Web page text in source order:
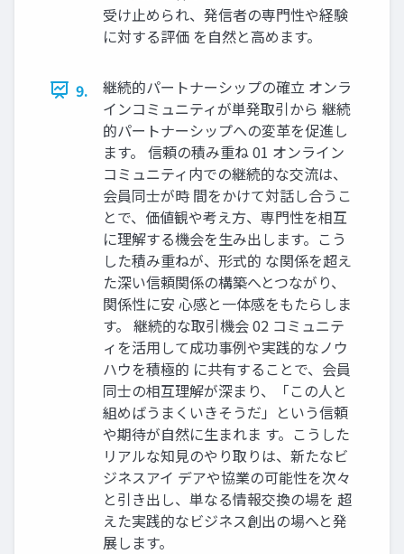
受け止められ、発信者の専門性や経験
に対する評価 を自然と高めます。
9.
継続的パートナーシップの確立 オンラ
インコミュニティが単発取引から 継続
的パートナーシップへの変革を促進し
ます。 信頼の積み重ね 01 オンライン
コミュニティ内での継続的な交流は、
会員同士が時 間をかけて対話し合うこ
とで、価値観や考え方、専門性を相互
に理解する機会を生み出します。こう
した積み重ねが、形式的 な関係を超え
た深い信頼関係の構築へとつながり、
関係性に安 心感と一体感をもたらしま
す。 継続的な取引機会 02 コミュニテ
ィを活用して成功事例や実践的なノウ
ハウを積極的 に共有することで、会員
同士の相互理解が深まり、「この人と
組めばうまくいきそうだ」という信頼
や期待が自然に生まれま す。こうした
リアルな知見のやり取りは、新たなビ
ジネスアイ デアや協業の可能性を次々
と引き出し、単なる情報交換の場を 超
えた実践的なビジネス創出の場へと発
展します。